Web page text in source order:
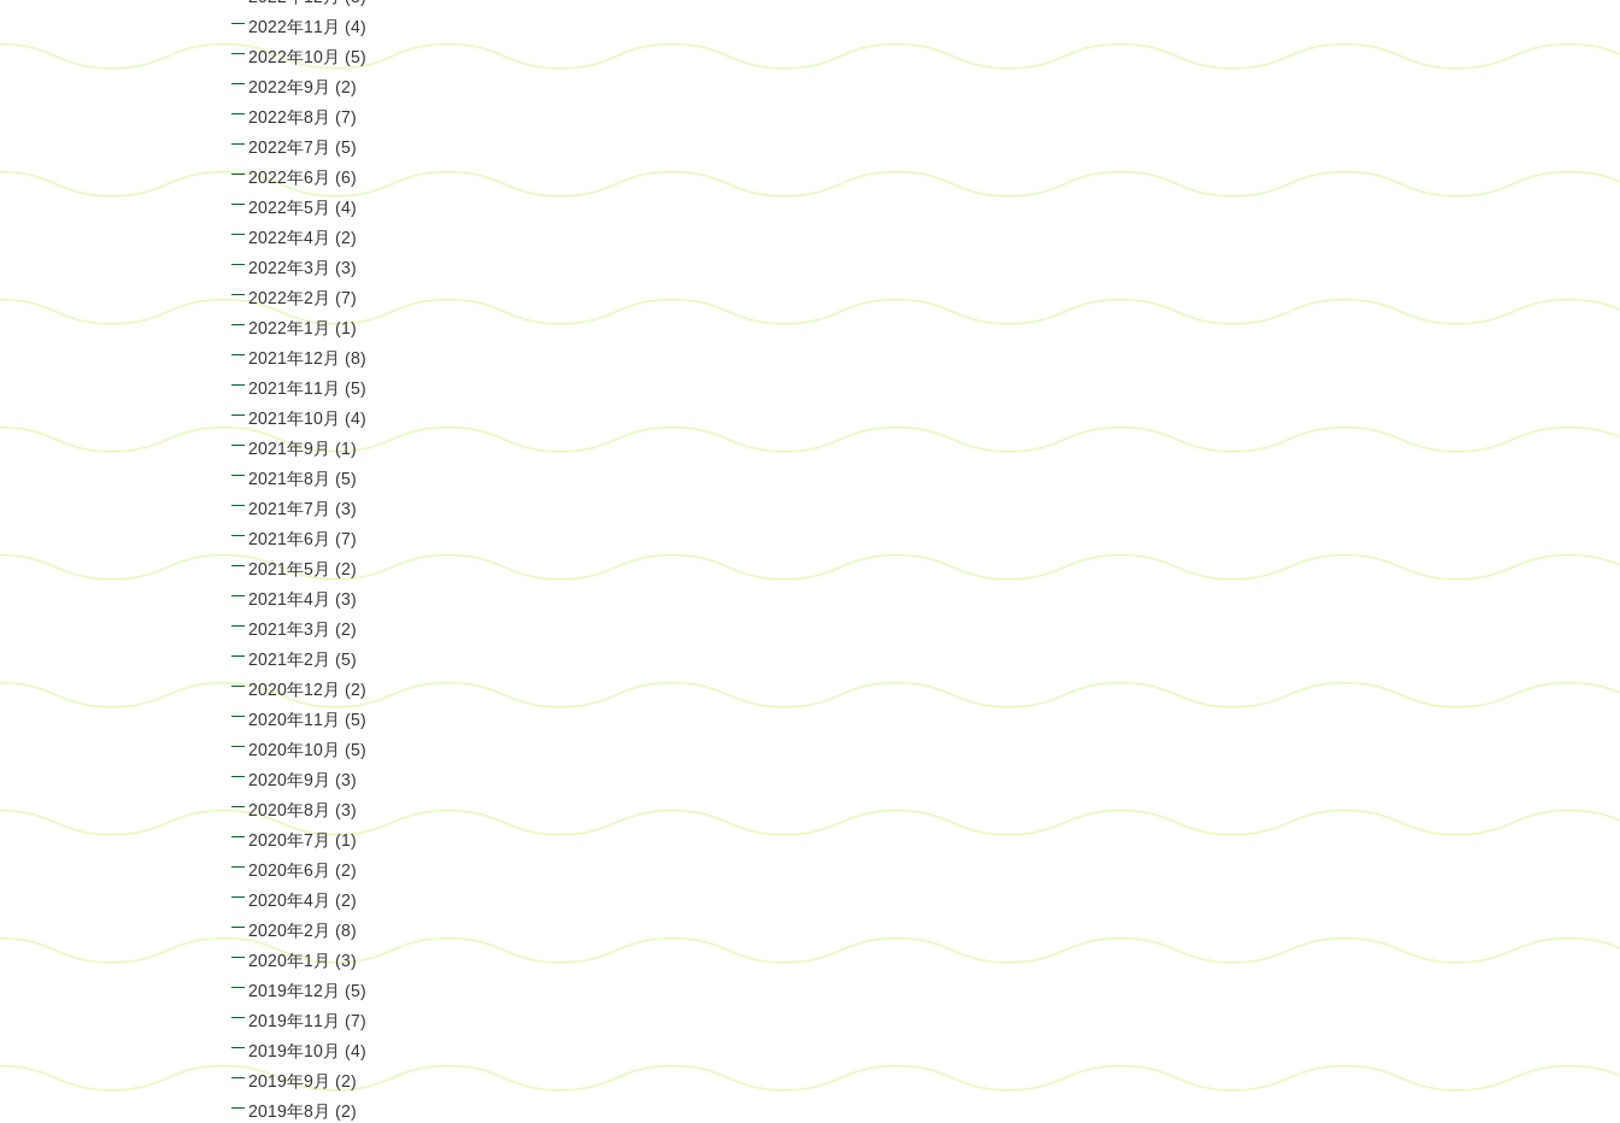
2022年11月 (4)
2022年10月 (5)
2022年9月 (2)
2022年8月 (7)
2022年7月 (5)
2022年6月 (6)
2022年5月 (4)
2022年4月 (2)
2022年3月 (3)
2022年2月 (7)
2022年1月(1)
2021年12月 (8)
2021年11月 (5)
2021年10月 (4)
2021年9月(1)
2021年8月 (5)
2021年7月 (3)
2021年6月 (7)
2021年5月 (2)
2021年4月 (3)
2021年3月 (2)
2021年2月 (5)
2020年12月 (2)
2020年11月 (5)
2020年10月 (5)
2020年9月 (3)
2020年8月 (3)
2020年7月(1)
2020年6月 (2)
2020年4月 (2)
2020年2月 (8)
2020年1月(3)
2019年12月 (5)
2019年11月 (7)
2019年10月 (4)
2019年9月 (2)
2019年8月 (2)